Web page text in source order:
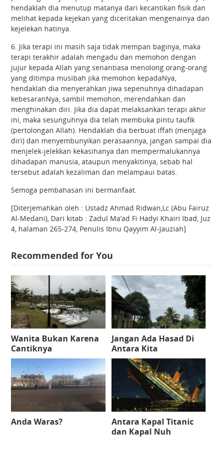
hendaklah dia menutup matanya dari kecantikan fisik dan
melihat kepada kejekan yang diceritakan mengenainya dan
kejelekan hatinya.
6. Jika terapi ini masih saja tidak mempan baginya, maka
terapi terakhir adalah mengadu dan memohon dengan
jujur kepada Allah yang senantiasa menolong orang-orang
yang ditimpa musibah jika memohon kepadaNya,
hendaklah dia menyerahkan jiwa sepenuhnya dihadapan
kebesaranNya, sambil memohon, merendahkan dan
menghinakan diri. Jika dia dapat melaksankan terapi akhir
ini, maka sesunguhnya dia telah membuka pintu taufik
(pertolongan Allah). Hendaklah dia berbuat iffah (menjaga
diri) dan menyembunyikan perasaannya, jangan sampai dia
menjelek-jelekkan kekasihanya dan mempermalukannya
dihadapan manusia, ataupun menyakitinya, sebab hal
tersebut adalah kezaliman dan melampaui batas.
Semoga pembahasan ini bermanfaat.
[Diterjemahkan oleh : Ustadz Ahmad Ridwan,Lc (Abu Fairuz
Al-Medani), Dari kitab : Zadul Ma’ad Fi Hadyi Khairi Ibad, Juz
4, halaman 265-274, Penulis Ibnu Qayyim Al-Jauziah]
Recommended for You
Wanita Bukan Karena
Cantiknya
Jangan Ada Hasad Di
Antara Kita
Anda Waras?
Antara Kapal Titanic
dan Kapal Nuh